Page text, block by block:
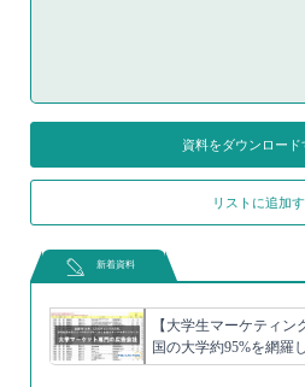
資料をダウンロード
リストに追加
新着資料
【大学生マーケティ
国の大学約95%を網羅